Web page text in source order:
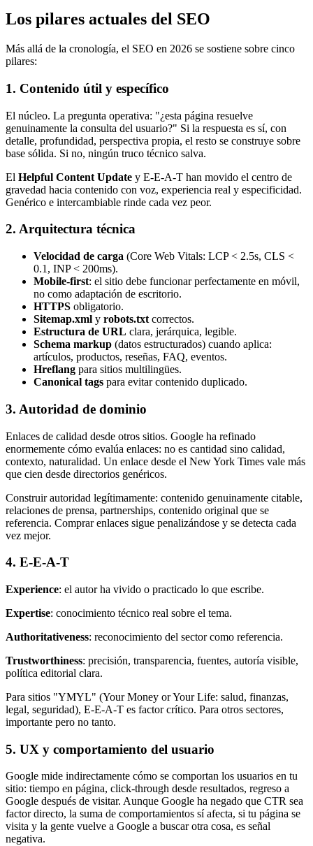
Los pilares actuales del SEO
Más allá de la cronología, el SEO en 2026 se sostiene sobre cinco
pilares:
1. Contenido útil y específico
El núcleo. La pregunta operativa: "¿esta página resuelve
genuinamente la consulta del usuario?" Si la respuesta es sí, con
detalle, profundidad, perspectiva propia, el resto se construye sobre
base sólida. Si no, ningún truco técnico salva.
El Helpful Content Update y E-E-A-T han movido el centro de
gravedad hacia contenido con voz, experiencia real y especificidad.
Genérico e intercambiable rinde cada vez peor.
2. Arquitectura técnica
Velocidad de carga (Core Web Vitals: LCP < 2.5s, CLS <
0.1, INP < 200ms).
Mobile-first: el sitio debe funcionar perfectamente en móvil,
no como adaptación de escritorio.
HTTPS obligatorio.
Sitemap.xml y robots.txt correctos.
Estructura de URL clara, jerárquica, legible.
Schema markup (datos estructurados) cuando aplica:
artículos, productos, reseñas, FAQ, eventos.
Hreflang para sitios multilingües.
Canonical tags para evitar contenido duplicado.
3. Autoridad de dominio
Enlaces de calidad desde otros sitios. Google ha refinado
enormemente cómo evalúa enlaces: no es cantidad sino calidad,
contexto, naturalidad. Un enlace desde el New York Times vale más
que cien desde directorios genéricos.
Construir autoridad legítimamente: contenido genuinamente citable,
relaciones de prensa, partnerships, contenido original que se
referencia. Comprar enlaces sigue penalizándose y se detecta cada
vez mejor.
4. E-E-A-T
Experience: el autor ha vivido o practicado lo que escribe.
Expertise: conocimiento técnico real sobre el tema.
Authoritativeness: reconocimiento del sector como referencia.
Trustworthiness: precisión, transparencia, fuentes, autoría visible,
política editorial clara.
Para sitios "YMYL" (Your Money or Your Life: salud, finanzas,
legal, seguridad), E-E-A-T es factor crítico. Para otros sectores,
importante pero no tanto.
5. UX y comportamiento del usuario
Google mide indirectamente cómo se comportan los usuarios en tu
sitio: tiempo en página, click-through desde resultados, regreso a
Google después de visitar. Aunque Google ha negado que CTR sea
factor directo, la suma de comportamientos sí afecta, si tu página se
visita y la gente vuelve a Google a buscar otra cosa, es señal
negativa.